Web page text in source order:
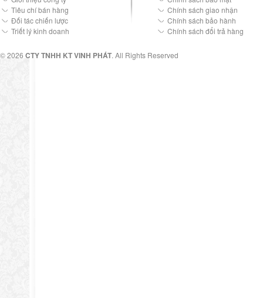
Tiêu chí bán hàng
Đối tác chiến lược
Triết lý kinh doanh
Chính sách giao nhận
Chính sách bảo hành
Chính sách đổi trả hàng
© 2026 CTY TNHH KT VINH PHÁT. All Rights Reserved